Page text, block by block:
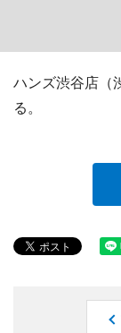
ハンズ渋谷店（
る。